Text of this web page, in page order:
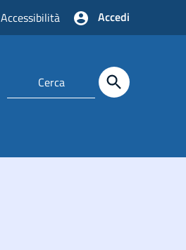
Accessibilità Accedi